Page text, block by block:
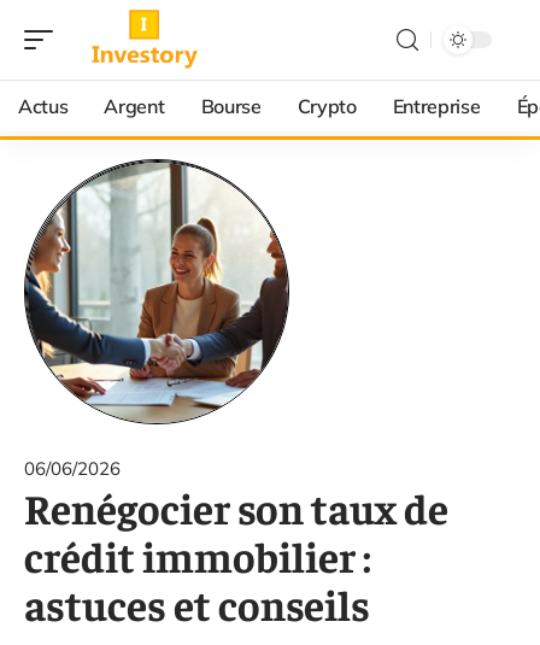
Actus Argent Bourse Crypto Entreprise
06/06/2026
Renégocier son taux de
crédit immobilier :
astuces et conseils